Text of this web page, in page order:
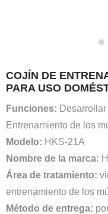
COJÍN DE
PARA USO
Funciones:
Entrenamiento de los
Modelo: HKS-21A
Nombre de la marca:
Área de tratamiento:
entrenamiento de los
Método de entrega: